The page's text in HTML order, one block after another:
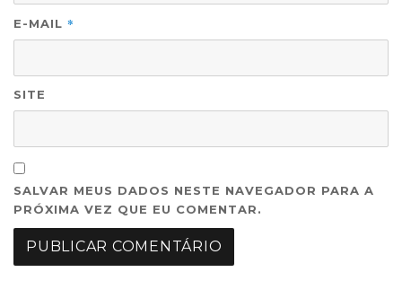
E-MAIL *
SITE
SALVAR MEUS DADOS NESTE NAVEGADOR PARA A
PRÓXIMA VEZ QUE EU COMENTAR.